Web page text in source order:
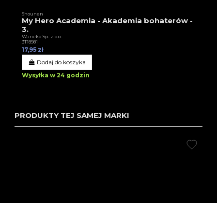
Shounen
My Hero Academia - Akademia bohaterów -
3.
Waneko Sp. z o.o.
3T18981
17,95 zł
Dodaj do koszyka
Wysyłka w 24 godzin
PRODUKTY TEJ SAMEJ MARKI